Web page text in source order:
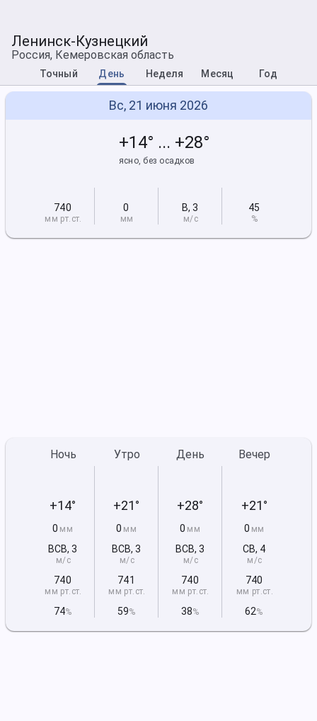
Ленинск-Кузнецкий
Россия, Кемеровская область
Точный День Неделя Месяц Год
Вс, 21 июня 2026
+14° ... +28°
ясно, без осадков
740
мм рт.ст.
0
мм
В,3
м/с
45
%
Ночь
+14°
0 мм
ВСВ,3
м/с
740
мм рт.ст.
74%
Утро
+21°
0 мм
ВСВ,3
м/с
741
мм рт.ст.
59%
День
+28°
0 мм
ВСВ,3
м/с
740
мм рт.ст.
38%
Вечер
+21°
0 мм
СВ, 4
м/с
740
мм рт.ст.
62%